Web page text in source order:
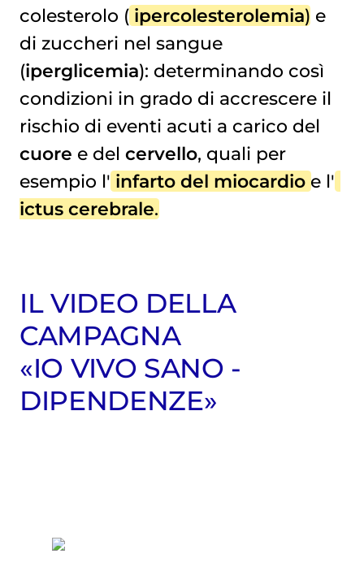
colesterolo ( ipercolesterolemia) e
di zuccheri nel sangue
(iperglicemia): determinando così
condizioni in grado di accrescere il
rischio di eventi acuti a carico del
cuore e del cervello, quali per
esempio l' infarto del miocardio e l'
ictus cerebrale.
IL VIDEO DELLA
CAMPAGNA
«IO VIVO SANO -
DIPENDENZE»